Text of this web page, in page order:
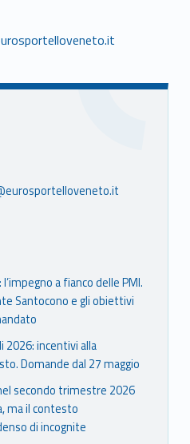
a fianco delle PMI.
Santocono e gli obiettivi
2026: incentivi alla
Domande dal 27 maggio
secondo trimestre 2026
ma il contesto
di incognite